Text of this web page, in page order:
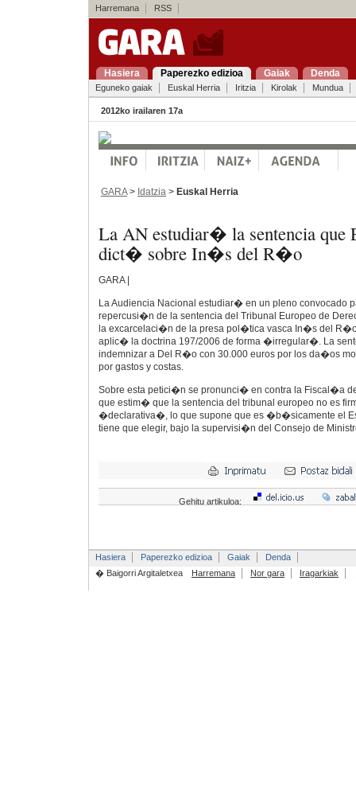
Harremana RSS
Hasiera Paperezko edizioa Gaiak Denda
Eguneko gaiak Euskal Herria Iritzia Kirolak Mundua
2012ko irailaren 17a
GARA> Idatzia > Euskal Herria
La AN estudiar� la sentencia que
dict� sobre In�s del R�o
GARA |
La Audiencia Nacional estudiar� en un pleno convocado
repercusi�n de la sentencia del Tribunal Europeo de
la excarcelaci�n de la presa pol�tica vasca In�s del
aplic� la doctrina 197/2006 de forma �irregular�. La
indemnizar a Del R�o con 30.000 euros por los da�os
por gastos y costas.
Sobre esta petici�n se pronunci� en contra la Fiscal�a
que estim� que la sentencia del tribunal europeo no es
�declarativa�, lo que supone que es �b�sicamente el
tiene que elegir, bajo la supervisi�n del Consejo de
Gehitu artikuloa:
Hasiera Paperezko edizioa Gaiak
Denda
� Baigorri Argitaletxea
Harremana Nor gara Iragarkiak